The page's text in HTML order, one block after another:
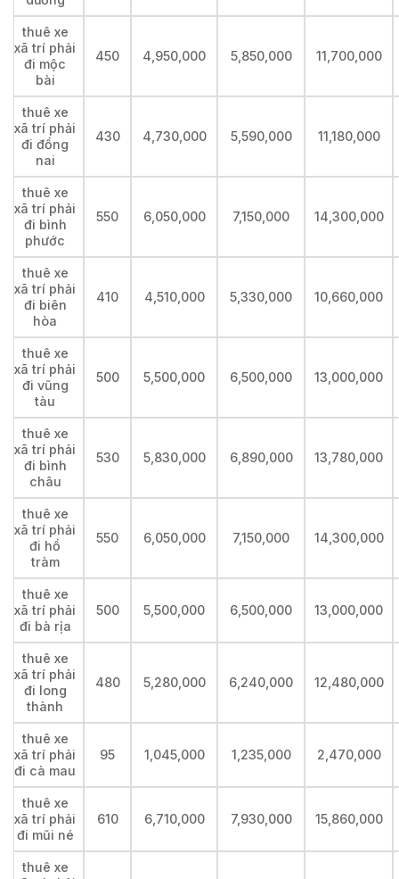
thuê xe
xã trí phải
đi mộc
bài
450 4,950,000 5,850,000 11,700,000
thuê xe
xã trí phải
đi đồng
nai
430 4,730,000 5,590,000 11,180,000
thuê xe
xã trí phải
đi bình
phước
550 6,050,000 7,150,000 14,300,000
thuê xe
xã trí phải
đi biên
hòa
410 4,510,000 5,330,000 10,660,000
thuê xe
xã trí phải
đi vũng
tàu
500 5,500,000 6,500,000 13,000,000
thuê xe
xã trí phải
đi bình
châu
530 5,830,000 6,890,000 13,780,000
thuê xe
xã trí phải
đi hồ
tràm
550 6,050,000 7,150,000 14,300,000
thuê xe
xã trí phải
đi bà rịa
500 5,500,000 6,500,000 13,000,000
thuê xe
xã trí phải
đi long
thành
480 5,280,000 6,240,000 12,480,000
thuê xe
xã trí phải
đi cà mau
95 1,045,000 1,235,000 2,470,000
thuê xe
xã trí phải
đi mũi né
610 6,710,000 7,930,000 15,860,000
thuê xe